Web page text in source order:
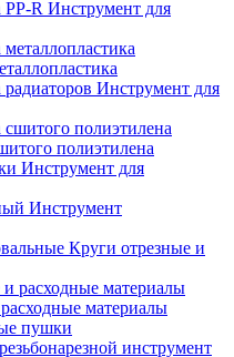
Инструмент для
Инструмент для
полиэтилена
Инструмент для
Инструмент
Круги отрезные и
материалы
пушки